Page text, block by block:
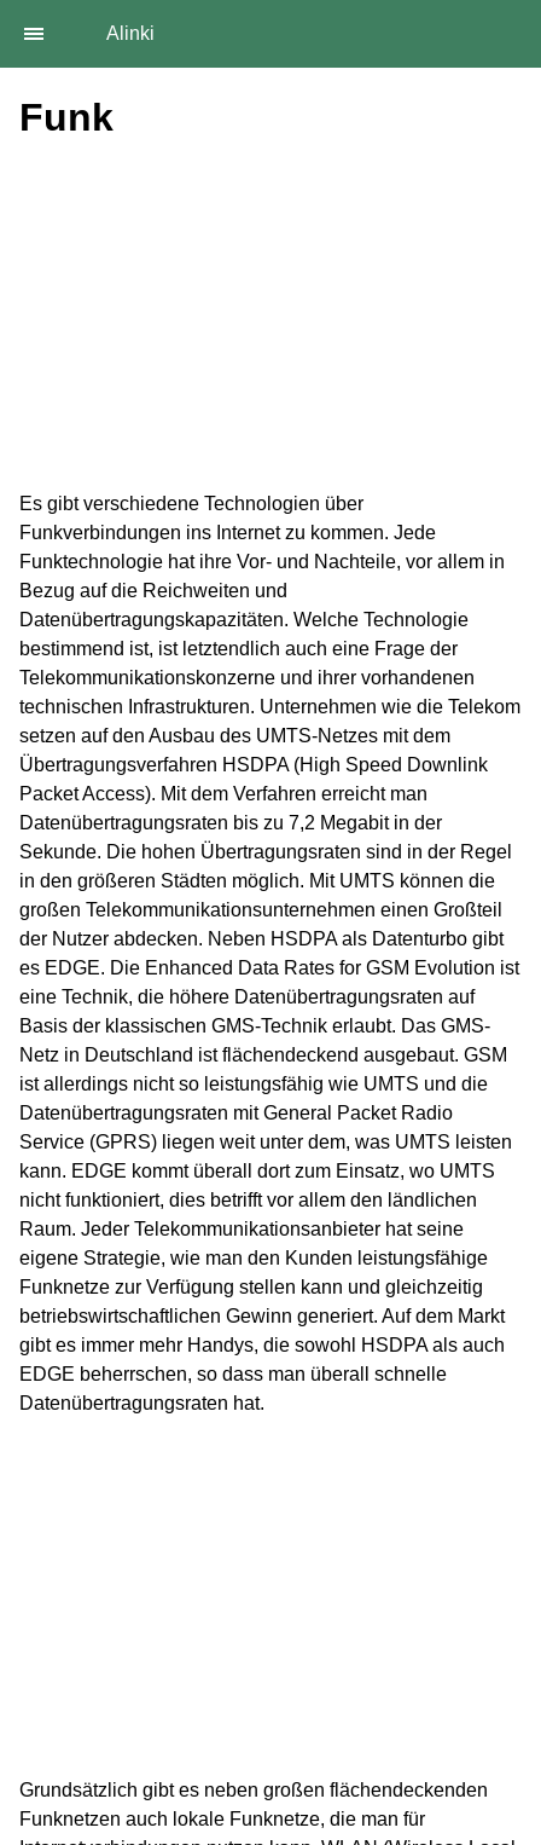
Alinki
Funk
Es gibt verschiedene Technologien über
Funkverbindungen ins Internet zu kommen. Jede
Funktechnologie hat ihre Vor- und Nachteile, vor allem in
Bezug auf die Reichweiten und
Datenübertragungskapazitäten. Welche Technologie
bestimmend ist, ist letztendlich auch eine Frage der
Telekommunikationskonzerne und ihrer vorhandenen
technischen Infrastrukturen. Unternehmen wie die Telekom
setzen auf den Ausbau des UMTS-Netzes mit dem
Übertragungsverfahren HSDPA (High Speed Downlink
Packet Access). Mit dem Verfahren erreicht man
Datenübertragungsraten bis zu 7,2 Megabit in der
Sekunde. Die hohen Übertragungsraten sind in der Regel
in den größeren Städten möglich. Mit UMTS können die
großen Telekommunikationsunternehmen einen Großteil
der Nutzer abdecken. Neben HSDPA als Datenturbo gibt
es EDGE. Die Enhanced Data Rates for GSM Evolution ist
eine Technik, die höhere Datenübertragungsraten auf
Basis der klassischen GMS-Technik erlaubt. Das GMS-
Netz in Deutschland ist flächendeckend ausgebaut. GSM
ist allerdings nicht so leistungsfähig wie UMTS und die
Datenübertragungsraten mit General Packet Radio
Service (GPRS) liegen weit unter dem, was UMTS leisten
kann. EDGE kommt überall dort zum Einsatz, wo UMTS
nicht funktioniert, dies betrifft vor allem den ländlichen
Raum. Jeder Telekommunikationsanbieter hat seine
eigene Strategie, wie man den Kunden leistungsfähige
Funknetze zur Verfügung stellen kann und gleichzeitig
betriebswirtschaftlichen Gewinn generiert. Auf dem Markt
gibt es immer mehr Handys, die sowohl HSDPA als auch
EDGE beherrschen, so dass man überall schnelle
Datenübertragungsraten hat.
Grundsätzlich gibt es neben großen flächendeckenden
Funknetzen auch lokale Funknetze, die man für